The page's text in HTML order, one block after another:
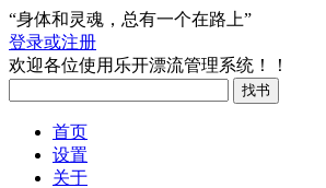
“身体和灵魂，总有一个在路上”
登录或注册
欢迎各位使用乐开漂流管理系统！！
首页
设置
关于